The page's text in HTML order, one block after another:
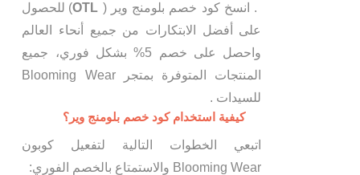
. انسخكود خصم بلومنج وير ( OTL
) للحصول
على أفضل الابتكارات من جميع أنحاء العالم
واحصل على خصم 5% بشكل فوري، جميع
المنتجات المتوفرة بمتجر Blooming Wear
للسيدات .
كيفية استخدام كود خصم بلومنج وير؟
اتبعي الخطوات التالية لتفعيل كوبون
Blooming Wear والاستمتاع بالخصم الفوري: